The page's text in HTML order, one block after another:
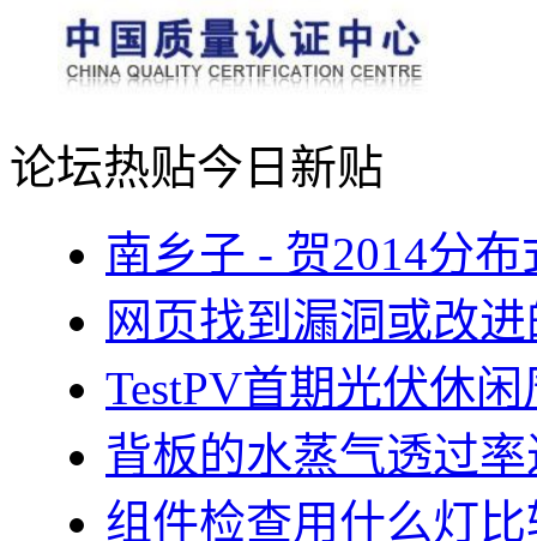
论坛热贴今日新贴
南乡子 - 贺2014分
网页找到漏洞或改
TestPV首期光伏休
背板的水蒸气透过
组件检查用什么灯